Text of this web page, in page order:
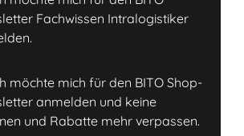
Fachwissen Intralogistiker
möchte mich für den BITO Shop-
anmelden und keine
und Rabatte mehr verpassen.